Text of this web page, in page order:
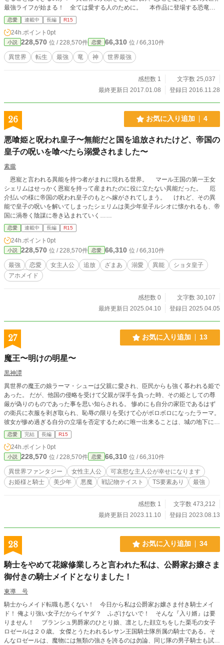
最強ライフが始まる！ 全ては愛する人のために。 本作品に登場する恐竜は
こちら（http://www.dd-lib.net/index.html）をご参照ください。なお、ジュラ株式
会社様から予め許可を戴いた上でのご紹介です。 また、初出の恐竜の後ろに
付けたＵＲＬは上記ジュラ株式会社様の各恐竜の紹介ページへのリンクとなりま
す。同様に随時許可を取って貼らせていただいています。 ※成長スキル『獣神
の魂』を頼りに、異世界の獣＝恐竜を手懐け、のし上がっていく物語となってい
ます。魔法・科学・宗教は発明されていない時代のため、基本的に主人公発信で
恋愛 連載中 長編 R15
24h.ポイント 0pt
小説 228,570 位 / 228,570件 恋愛 66,310 位 / 66,310件
異世界 転生 最強 竜 神 世界最強
感想数 1
文字数 25,037
最終更新日 2017.01.08
登録日 2016.11.28
26 お気に入り追加 4
悪喰姫と呪われ皇子〜無能だと国を追放されたけど、帝国の
皇子の呪いを喰べたら溺愛されました〜
素朧
恩寵と言われる異能を持つ者がまれに現れる世界。 マール王国の第一王女
シェリムはせっかく恩寵を持って産まれたのに役に立たない異能だった。 厄
介払いの様に帝国の呪われ皇子のもとへ嫁がされてしまう。 けれど、その異
能で皇子の呪いを解いてしまったシェリムは美少年皇子ルシオに懐かれるも、帝
国に渦巻く陰謀に巻き込まれていく……
恋愛 連載中 長編 R15
24h.ポイント 0pt
小説 228,570 位 / 228,570件 恋愛 66,310 位 / 66,310件
最強 恋愛 女主人公 追放 ざまあ 溺愛 異能
ショタ皇子
アホメイド
感想数 0
文字数 30,107
最終更新日 2025.04.10
登録日 2025.04.05
27 お気に入り追加 13
魔王〜明けの明星〜
黒神譚
異世界の魔王の娘ラーマ・シューは父親に愛され、臣民からも強く慕われる姫で
あった。 だが、他国の侵略を受けて父親が深手を負った時、その姫としての尊
厳が偽りのものであった事を思い知らされる。 惨めにも自分の家臣であるはず
の衛兵に衣服を剥ぎ取られ、恥辱の限りを受けて心がボロボロになったラーマ。
彼女が惨め過ぎる自分の立場を否定するために唯一出来ることは、城の地下に封
禁されている異界の魔王にその身を捧げて自分の国家を救うという姫らしい行為
のみ。 今、すべてを失った姫は自分の姫としての尊厳を取り戻すために異界の
魔王の下へと向かうのであった。
恋愛 完結 長編 R15
24h.ポイント 0pt
小説 228,570 位 / 228,570件 恋愛 66,310 位 / 66,310件
異世界ファンタジー 女性主人公
可哀想な主人公が幸せになります
お姫様と騎士
美少年 悪魔 戦記物テイスト TS要素あり 最強
感想数 1
文字数 473,212
最終更新日 2023.11.10
登録日 2023.08.13
28 お気に入り追加 34
騎士をやめて花嫁修業しろと言われた私は、公爵家お嬢さま
御付きの騎士メイドとなりました！
東導 号
騎士からメイド転職も悪くない！ 今日から私は公爵家お嬢さま付き騎士メイ
ド！ 俺より強い女子だからイヤダ？ ふざけないで！ そんな『入り婿』は要
りません！ ブランシュ男爵家のひとり娘、凛とした顔立ちをした栗毛の女子
ロゼールは２０歳。 女傑とうたわれるレサン王国騎士隊所属の騎士である。そ
んなロゼールは、魔物には無類の強さを誇るのは勿論、同じ隊の男子騎士も試合